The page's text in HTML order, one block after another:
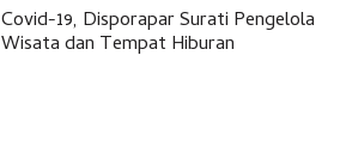
31 Maret 2020
Covid-19, Disporapar Surati Pengelola
Wisata dan Tempat Hiburan